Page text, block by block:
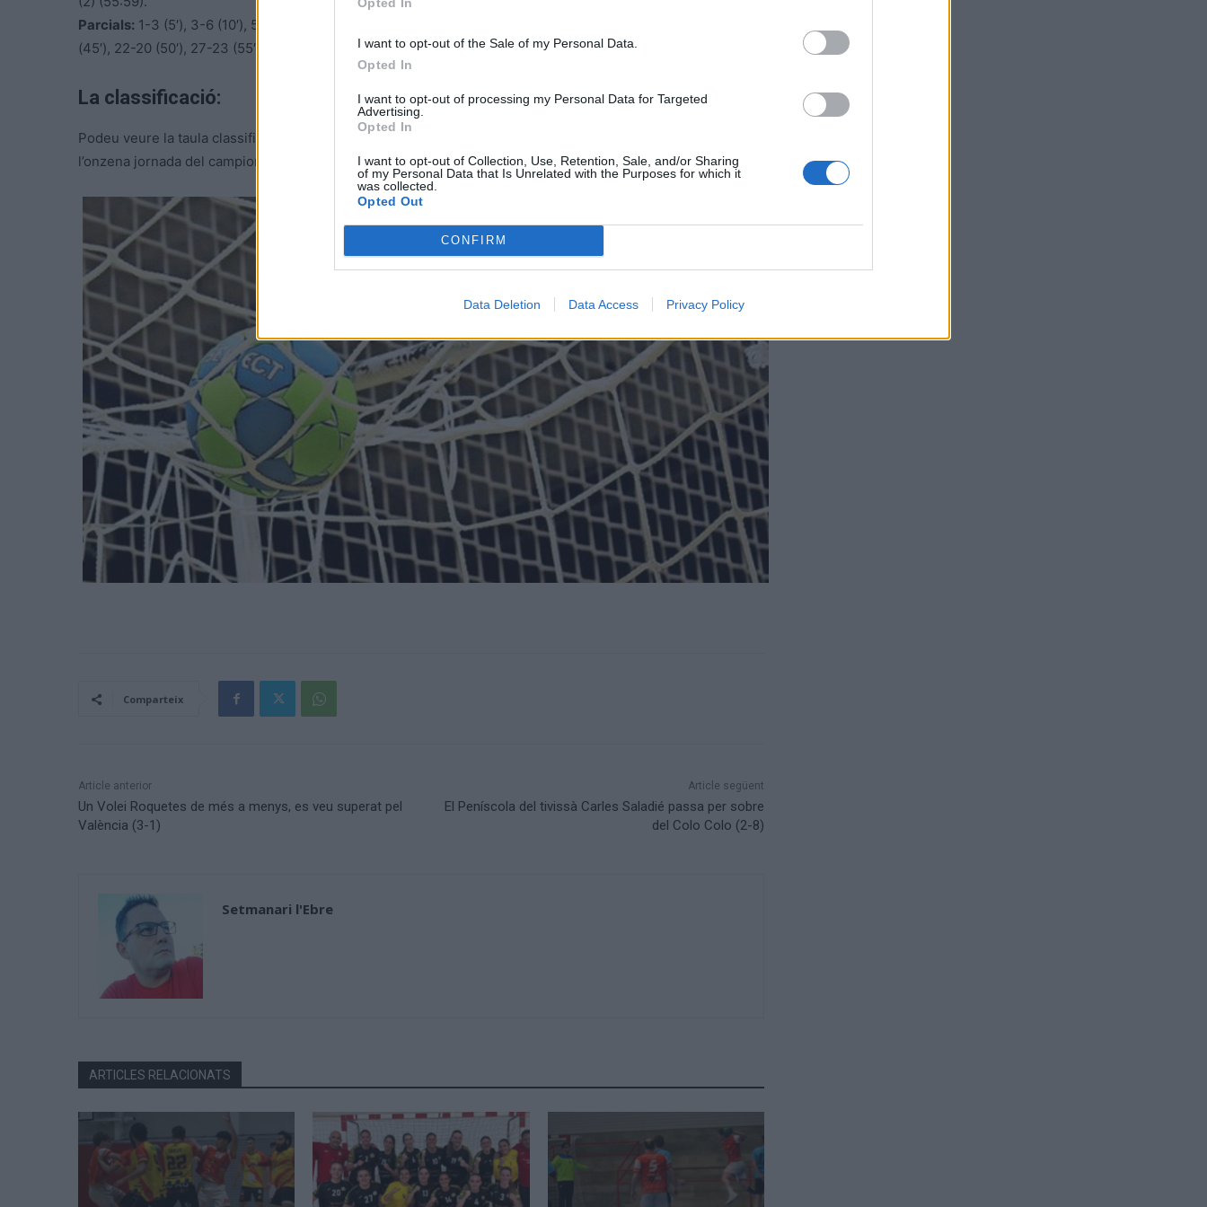
I want to opt-out of the Sale of my Personal Data.
Opted In
I want to opt-out of processing my Personal Data for Targeted
Advertising.
Opted In
I want to opt-out of Collection, Use, Retention, Sale, and/or Sharing
of my Personal Data that Is Unrelated with the Purposes for which it
was collected.
Opted Out
CONFIRM
Data Deletion Data Access Privacy Policy
Parcials: 1-3 (5′), 3-6 (10′), 5-7 (15′), 8-9 (20′), 10-12 (25′), 11-13 (descans), 13-14 (35′), 15-14 (40′), 18-16
(45′), 22-20 (50′), 27-23 (55′), 31-24 (final).
La classificació:
Podeu veure la taula classificatòria de la Divisió d’Honor Masculina Plata al seu grup B de competició, a
l’onzena jornada del campionat de lliga, clicant a la imatge inferior:
Comparteix
Article anterior
Un Volei Roquetes de més a menys, es veu superat pel
València (3-1)
Article següent
El Peníscola del tivissà Carles Saladié passa per sobre
del Colo Colo (2-8)
Setmanari l'Ebre
ARTICLES RELACIONATS